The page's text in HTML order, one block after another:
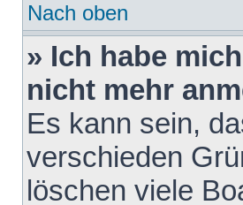
Nach oben
» Ich habe
nicht mehr
Es kann sein,
verschieden
löschen viele